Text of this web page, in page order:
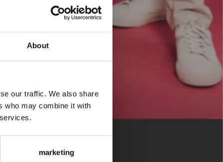
About
our traffic. We also share
who may combine it with
marketing